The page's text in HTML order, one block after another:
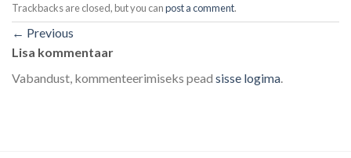
Trackbacks are closed, but you canpost a comment.
← Previous
Lisa kommentaar
Vabandust, kommenteerimiseks pead sisse logima.